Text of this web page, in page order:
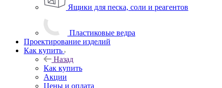
Ящики для песка, соли и реагентов
Пластиковые ведра
Проектирование изделий
Как купить
Назад
Как купить
Акции